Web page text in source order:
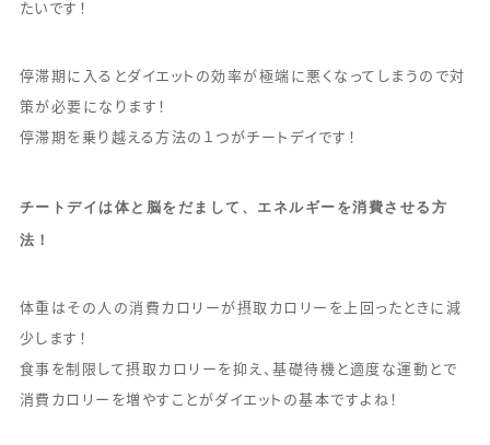
たいです！
停滞期に入るとダイエットの効率が極端に悪くなってしまうので対
策が必要になります！
停滞期を乗り越える方法の１つがチートデイです！
チートデイは体と脳をだまして、エネルギーを消費させる方
法！
体重はその人の消費カロリーが摂取カロリーを上回ったときに減
少します！
食事を制限して摂取カロリーを抑え、基礎待機と適度な運動とで
消費カロリーを増やすことがダイエットの基本ですよね！